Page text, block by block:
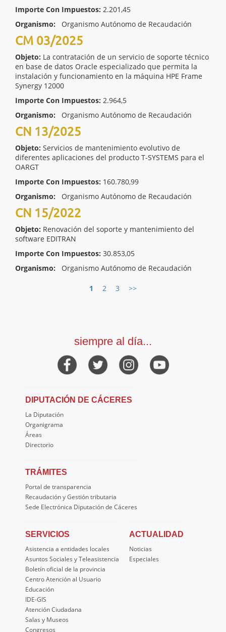
Importe Con Impuestos: 2.201,45
Organismo:
Organismo Autónomo de Recaudación
CM 03/2025
Objeto: La contratación de un servicio de soporte técnico
en base de datos Oracle especializado que permita la
instalación y funcionamiento en la máquina HPE Frame
Synergy 12000
Importe Con Impuestos: 2.964,5
Organismo:
Organismo Autónomo de Recaudación
CN 13/2025
Objeto: Servicios de mantenimiento evolutivo de
diferentes aplicaciones del producto T-SYSTEMS para el
OARGT
Importe Con Impuestos: 160.780,99
Organismo:
Organismo Autónomo de Recaudación
CN 15/2022
Objeto: Renovación del soporte y mantenimiento del
software EDITRAN
Importe Con Impuestos: 30.853,05
Organismo:
Organismo Autónomo de Recaudación
1 2 3 >>
siempre al día...
DIPUTACIÓN DE CÁCERES
La Diputación
Organigrama
Áreas
Directorio
TRÁMITES
Portal de transparencia
Recaudación y Gestión tributaria
Sede Electrónica Diputación de Cáceres
SERVICIOS
Asistencia a entidades locales
Asuntos Sociales y Teleasistencia
Boletín oficial de la provincia
Centro Atención al Usuario
Educación
IDE-GIS
Atención Ciudadana
Salas y Museos
Congresos
ACTUALIDAD
Noticias
Especiales